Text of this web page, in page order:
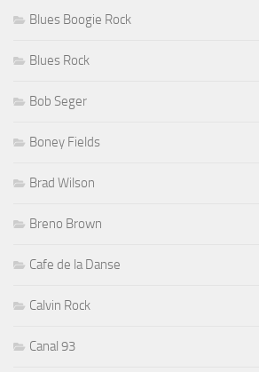
Blues Boogie Rock
Blues Rock
Bob Seger
Boney Fields
Brad Wilson
Breno Brown
Cafe de la Danse
Calvin Rock
Canal 93